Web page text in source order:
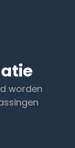
worden